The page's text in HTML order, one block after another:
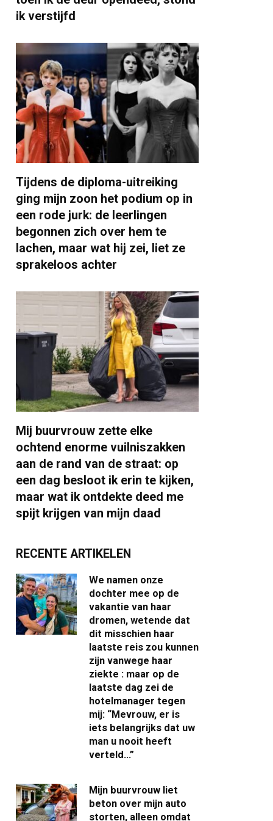
ik verstijfd
Tijdens de diploma-uitreiking
ging mijn zoon het podium op in
een rode jurk: de leerlingen
begonnen zich over hem te
lachen, maar wat hij zei, liet ze
sprakeloos achter
Mij buurvrouw zette elke
ochtend enorme vuilniszakken
aan de rand van de straat: op
een dag besloot ik erin te kijken,
maar wat ik ontdekte deed me
spijt krijgen van mijn daad
RECENTE ARTIKELEN
We namen onze
dochter mee op de
vakantie van haar
dromen, wetende dat
dit misschien haar
laatste reis zou kunnen
zijn vanwege haar
ziekte : maar op de
laatste dag zei de
hotelmanager tegen
mij: “Mevrouw, er is
iets belangrijks dat uw
man u nooit heeft
verteld…”
Mijn buurvrouw liet
beton over mijn auto
storten, alleen omdat